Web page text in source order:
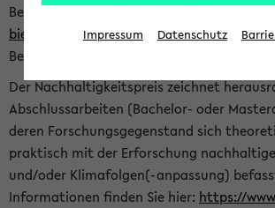
Bewerbung dieses Formular<https://
bielefeld.de/frontend-server/form/
Bewerbungsfrist endet am 30.09.2026.
Der Nachhaltigkeitspreis zeichnet
Abschlussarbeiten (Bachelor- oder
deren Forschungsgegenstand sich
praktisch mit der Erforschung
und/oder Klimafolgen(-anpassung)
Informationen finden Sie hier: https://
Impressum Datenschutz